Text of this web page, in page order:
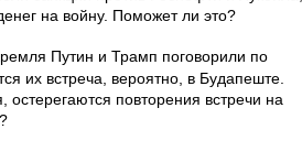
на войну. Поможет ли это?
Путин и Трамп поговорили по
их встреча, вероятно, в Будапеште.
остерегаются повторения встречи на